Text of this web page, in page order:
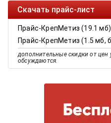
Скачать прайс-лист
Прайс-КрепМетиз (19.1 мб)
Прайс-КрепМетиз (1.5 мб,
дополнительные скидки от цен
обсуждаются.